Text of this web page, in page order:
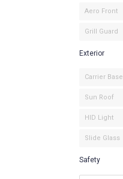
Aero Front
Grill Guard
Exterior
Carrier Base
Sun Roof
HID Light
Slide Glass
Safety